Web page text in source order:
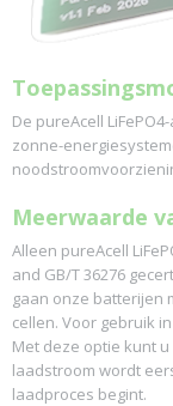
De pureAcell
zonne-
Meerwaarde
Alleen pureAcell
and GB/T 36276
gaan onze batterijen
cellen. Voor gebruik
Met deze optie kunt
laadstroom wordt
laadproces begint.